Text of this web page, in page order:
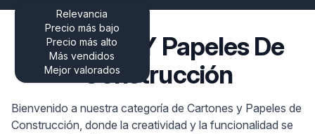
Relevancia
Precio más bajo
Precio más alto
Más vendidos
Mejor valorados
Cartones Y Papeles De
Construcción
Bienvenido a nuestra categoría de Cartones y Papeles de
Construcción, donde la creatividad y la funcionalidad se